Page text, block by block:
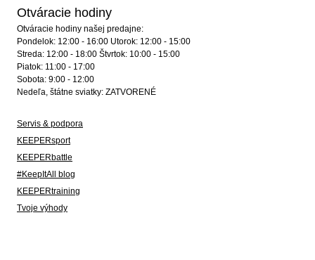
Otváracie hodiny
Otváracie hodiny našej predajne:
Pondelok: 12:00 - 16:00 Utorok: 12:00 - 15:00
Streda: 12:00 - 18:00 Štvrtok: 10:00 - 15:00
Piatok: 11:00 - 17:00
Sobota: 9:00 - 12:00
Nedeľa, štátne sviatky: ZATVORENÉ
Servis & podpora
KEEPERsport
KEEPERbattle
#KeepItAll blog
KEEPERtraining
Tvoje výhody